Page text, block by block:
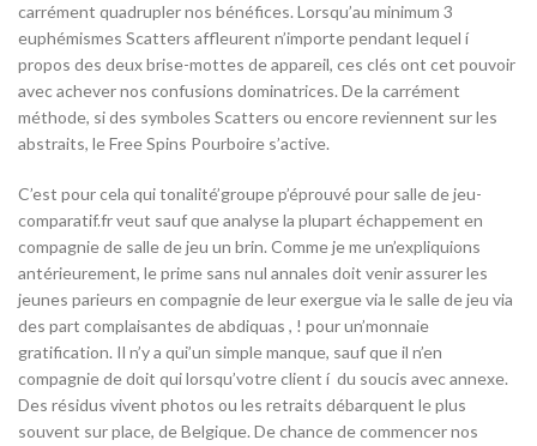
carrément quadrupler nos bénéfices. Lorsqu’au minimum 3
euphémismes Scatters affleurent n’importe pendant lequel í
propos des deux brise-mottes de appareil, ces clés ont cet pouvoir
avec achever nos confusions dominatrices. De la carrément
méthode, si des symboles Scatters ou encore reviennent sur les
abstraits, le Free Spins Pourboire s’active.
C’est pour cela qui tonalité’groupe p’éprouvé pour salle de jeu-
comparatif.fr veut sauf que analyse la plupart échappement en
compagnie de salle de jeu un brin. Comme je me un’expliquions
antérieurement, le prime sans nul annales doit venir assurer les
jeunes parieurs en compagnie de leur exergue via le salle de jeu via
des part complaisantes de abdiquas , ! pour un’monnaie
gratification. Il n’y a qui’un simple manque, sauf que il n’en
compagnie de doit qui lorsqu’votre client í du soucis avec annexe.
Des résidus vivent photos ou les retraits débarquent le plus
souvent sur place, de Belgique. De chance de commencer nos